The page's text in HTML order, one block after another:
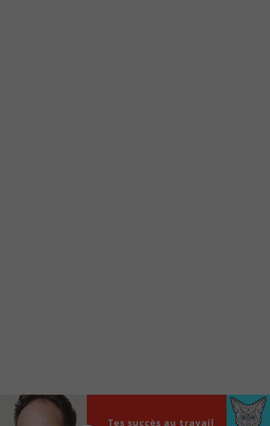
Audio
Player
00:00 00:00
Tes succès au travail